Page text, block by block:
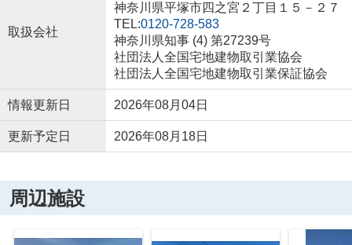
取扱会社
神奈川県平塚市四之宮２丁目１５－２７
TEL:0120-728-583
神奈川県知事 (4) 第27239号
社団法人全国宅地建物取引業協会
社団法人全国宅地建物取引業保証協会
情報更新日 2026年08月04日
更新予定日 2026年08月18日
周辺施設